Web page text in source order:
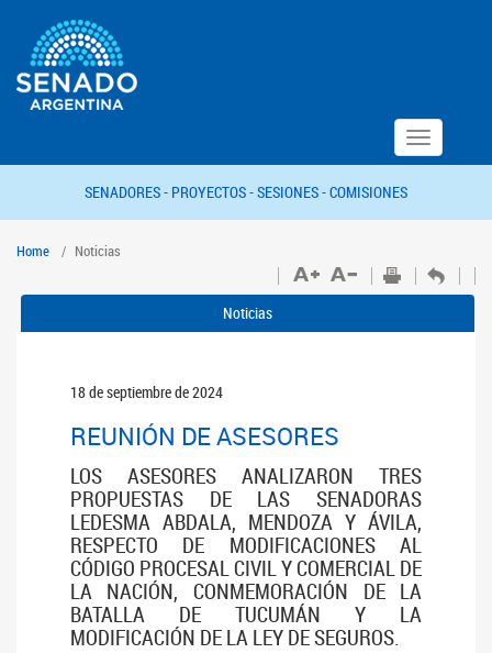
Toggle
navigation
SENADORES - PROYECTOS -SESIONES -COMISIONES
Home Noticias
Noticias
18 de septiembre de 2024
REUNIÓN DE ASESORES
LOS ASESORES ANALIZARON TRES
PROPUESTAS DE LAS SENADORAS
LEDESMA ABDALA, MENDOZA Y ÁVILA,
RESPECTO DE MODIFICACIONES AL
CÓDIGO PROCESAL CIVIL Y COMERCIAL DE
LA NACIÓN, CONMEMORACIÓN DE LA
BATALLA DE TUCUMÁN Y LA
MODIFICACIÓN DE LA LEY DE SEGUROS.